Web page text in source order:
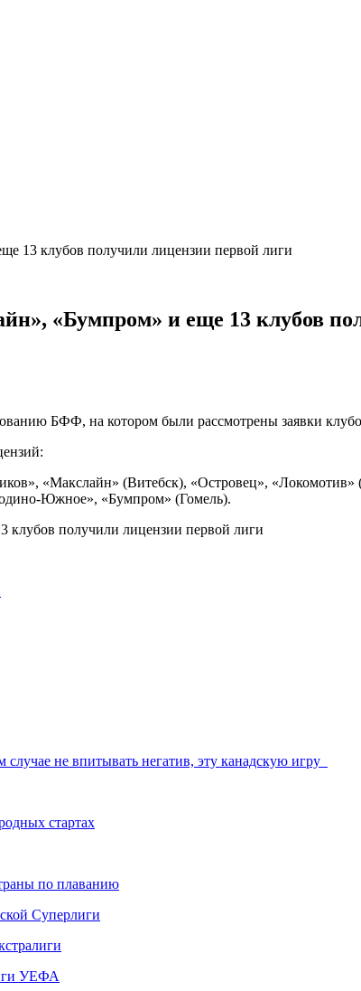
13 клубов получили лицензии первой лиги
«Бумпром» и еще 13 клубов
БФФ, на котором были рассмотрены заявки
«Макслайн» (Витебск), «Островец»,
Южное», «Бумпром» (Гомель).
не впитывать негатив, эту канадскую игру
стартах
по плаванию
Суперлиги
УЕФА